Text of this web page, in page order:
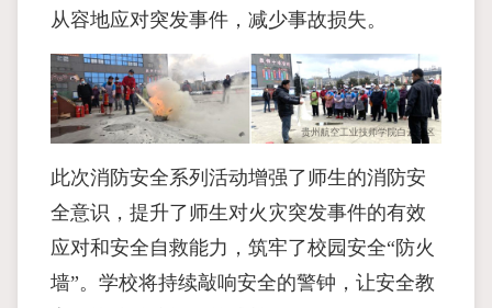
从容地应对突发事件，减少事故损失。
此次消防安全系列活动增强了师生的消防安
全意识，提升了师生对火灾突发事件的有效
应对和安全自救能力，筑牢了校园安全“防火
墙”。学校将持续敲响安全的警钟，让安全教